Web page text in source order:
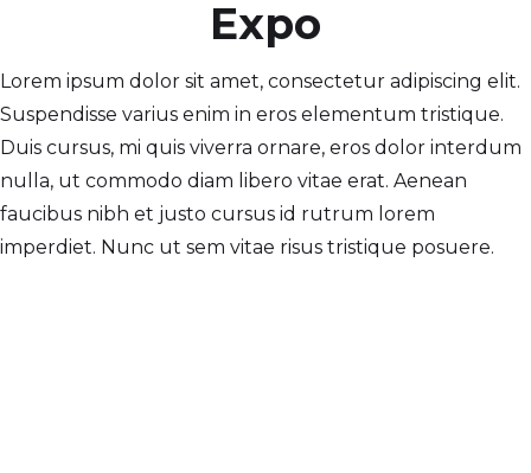
Expo
Lorem ipsum dolor sit amet, consectetur adipiscing elit.
Suspendisse varius enim in eros elementum tristique.
Duis cursus, mi quis viverra ornare, eros dolor interdum
nulla, ut commodo diam libero vitae erat. Aenean
faucibus nibh et justo cursus id rutrum lorem
imperdiet. Nunc ut sem vitae risus tristique posuere.